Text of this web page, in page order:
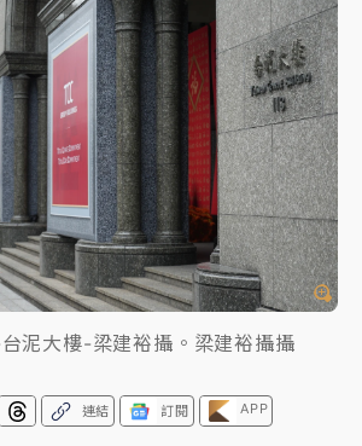
增加董事人數！辜仲諒向法院聲請遭
特展第2檔！今線上預約開賣一度塞車
晚上7時
圖利渡假村！東檢抗告成功 今重開羈
颱白海豚雨彈轟3天 「紅到發紫」降
泥大樓-梁建裕攝。梁建裕攝攝
連結 訂閱 APP